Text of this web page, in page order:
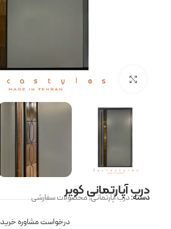
بزرگنمایی تصویر
درب آپارتمانی کویر
دسته:درب آپارتمانی,محصولات سفارشی
درخواست مشاوره خرید